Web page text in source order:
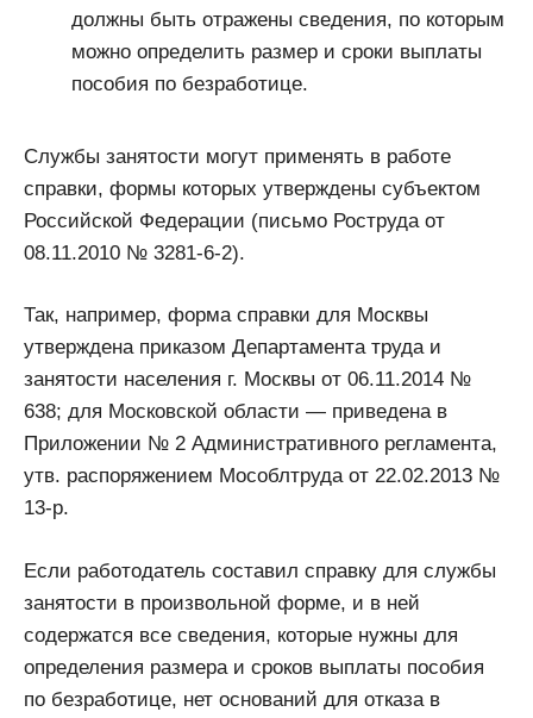
должны быть отражены сведения, по которым
можно определить размер и сроки выплаты
пособия по безработице.
Службы занятости могут применять в работе
справки, формы которых утверждены субъектом
Российской Федерации (письмо Роструда от
08.11.2010 № 3281-6-2).
Так, например, форма справки для Москвы
утверждена приказом Департамента труда и
занятости населения г. Москвы от 06.11.2014 №
638; для Московской области — приведена в
Приложении № 2 Административного регламента,
утв. распоряжением Мособлтруда от 22.02.2013 №
13-р.
Если работодатель составил справку для службы
занятости в произвольной форме, и в ней
содержатся все сведения, которые нужны для
определения размера и сроков выплаты пособия
по безработице, нет оснований для отказа в